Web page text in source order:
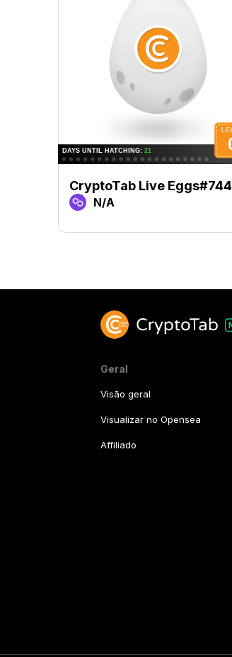
CryptoTab Live
N/A
Geral
Visão geral
Visualizar no Opensea
Affiliado